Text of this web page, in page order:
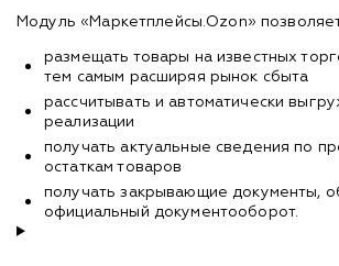
Модуль «Маркетплейсы.Ozon»
размещать товары на известных
тем самым расширяя рынок сбыта
рассчитывать и автоматически
реализации
получать актуальные сведения по
остаткам товаров
получать закрывающие документы,
официальный документооборот.